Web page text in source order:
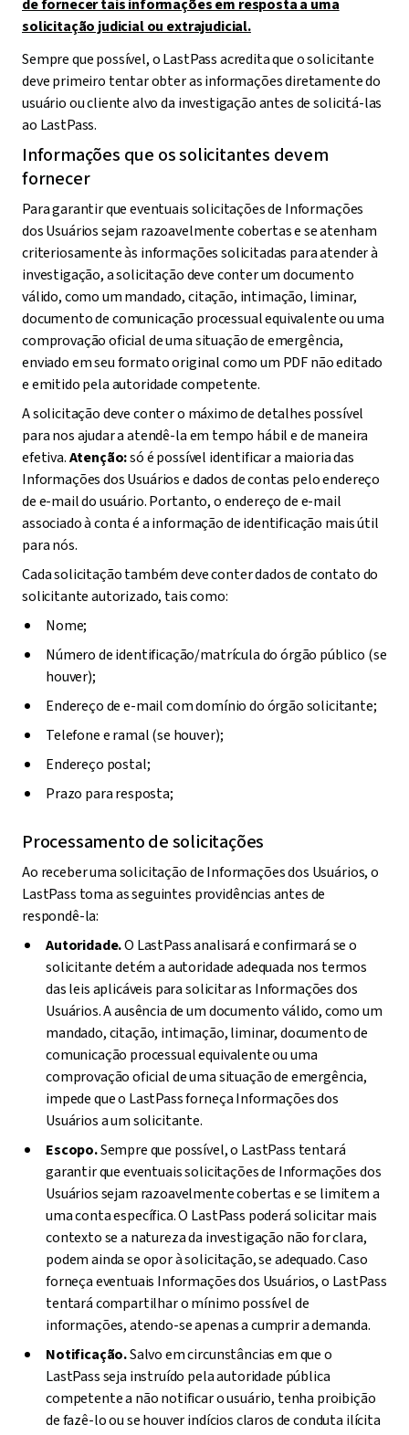
de fornecer tais informações em resposta a uma
solicitação judicial ou extrajudicial.
Sempre que possível, o LastPass acredita que o solicitante
deve primeiro tentar obter as informações diretamente do
usuário ou cliente alvo da investigação antes de solicitá-las
ao LastPass.
Informações que os solicitantes devem
fornecer
Para garantir que eventuais solicitações de Informações
dos Usuários sejam razoavelmente cobertas e se atenham
criteriosamente às informações solicitadas para atender à
investigação, a solicitação deve conter um documento
válido, como um mandado, citação, intimação, liminar,
documento de comunicação processual equivalente ou uma
comprovação oficial de uma situação de emergência,
enviado em seu formato original como um PDF não editado
e emitido pela autoridade competente.
A solicitação deve conter o máximo de detalhes possível
para nos ajudar a atendê-la em tempo hábil e de maneira
efetiva.Atenção:só é possível identificar a maioria das
Informações dos Usuários e dados de contas pelo endereço
de e-mail do usuário. Portanto, o endereço de e-mail
associado à conta é a informação de identificação mais útil
para nós.
Cada solicitação também deve conter dados de contato do
solicitante autorizado, tais como:
Nome;
Número de identificação/matrícula do órgão público (se
houver);
Endereço de e-mail com domínio do órgão solicitante;
Telefone e ramal (se houver);
Endereço postal;
Prazo para resposta;
Processamento de solicitações
Ao receber uma solicitação de Informações dos Usuários, o
LastPass toma as seguintes providências antes de
respondê-la:
Autoridade.O LastPass analisará e confirmará se o
solicitante detém a autoridade adequada nos termos
das leis aplicáveis para solicitar as Informações dos
Usuários. A ausência de um documento válido, como um
mandado, citação, intimação, liminar, documento de
comunicação processual equivalente ou uma
comprovação oficial de uma situação de emergência,
impede que o LastPass forneça Informações dos
Usuários a um solicitante.
Escopo.Sempre que possível, o LastPass tentará
garantir que eventuais solicitações de Informações dos
Usuários sejam razoavelmente cobertas e se limitem a
uma conta específica. O LastPass poderá solicitar mais
contexto se a natureza da investigação não for clara,
podem ainda se opor à solicitação, se adequado. Caso
forneça eventuais Informações dos Usuários, o LastPass
tentará compartilhar o mínimo possível de
informações, atendo-se apenas a cumprir a demanda.
Notificação.Salvo em circunstâncias em que o
LastPass seja instruído pela autoridade pública
competente a não notificar o usuário, tenha proibição
de fazê-lo ou se houver indícios claros de conduta ilícita